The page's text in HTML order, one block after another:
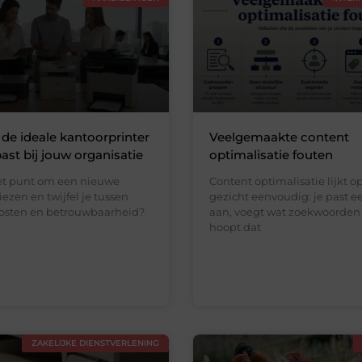
ideale kantoorprinter
bij jouw organisatie
punt om een nieuwe
en twijfel je tussen
en betrouwbaarheid?
Veelgemaakte content
optimalisatie fouten
Content optimalisatie lijkt
gezicht eenvoudig: je past
aan, voegt wat
hoopt dat
ZAKELIJKE DIENSTVERLENING